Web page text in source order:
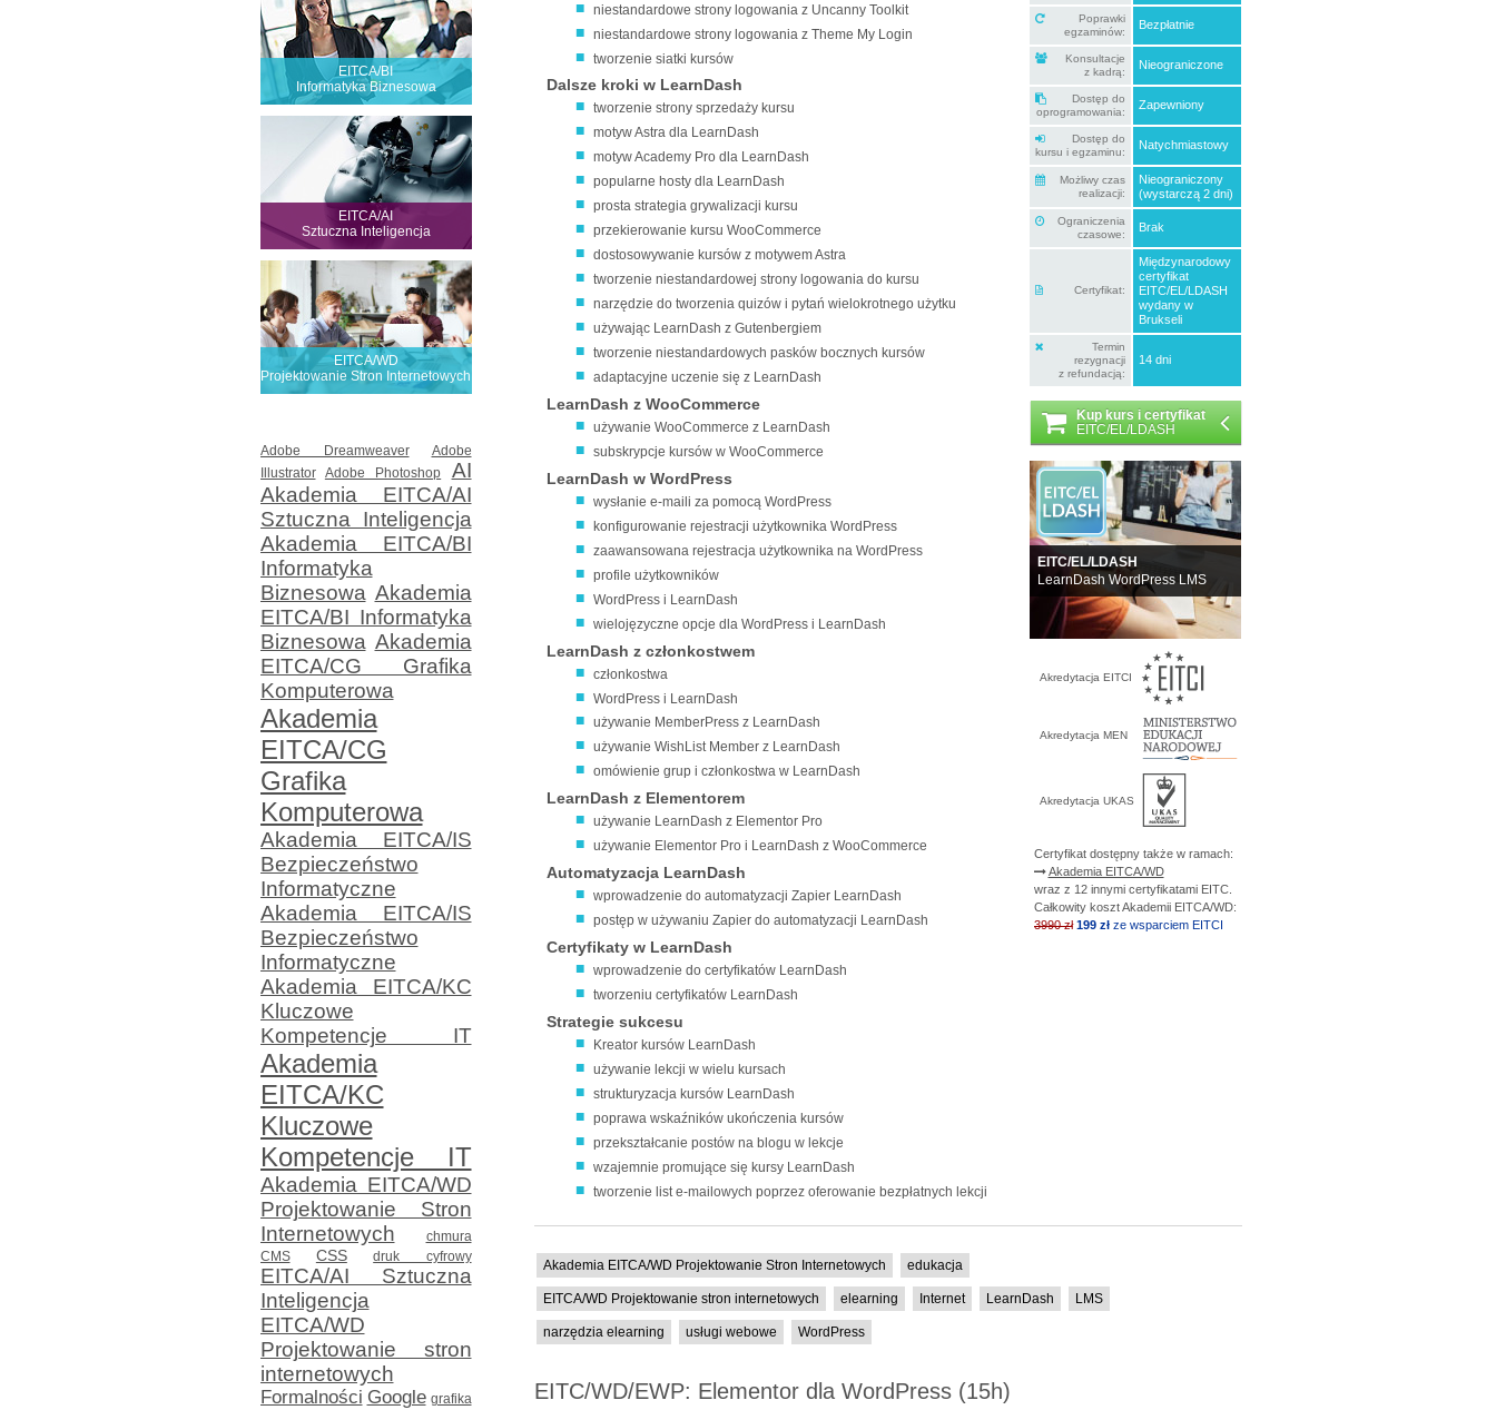
Dowiedz się więcej!
EITCA/BI
Informatyka Biznesowa
Dowiedz się więcej!
EITCA/AI
Sztuczna Inteligencja
Dowiedz się więcej!
EITCA/WD
Projektowanie Stron Internetowych
Dowiedz się więcej!
Adobe Dreamweaver
Adobe
Illustrator
Adobe Photoshop
AI
Akademia EITCA/AI
Sztuczna Inteligencja
Akademia EITCA/BI
Informatyka
Biznesowa Akademia
EITCA/BI Informatyka
Biznesowa Akademia
EITCA/CG Grafika
Komputerowa
Akademia
EITCA/CG
Grafika
Komputerowa
Akademia EITCA/IS
Bezpieczeństwo
Informatyczne
Akademia EITCA/IS
Bezpieczeństwo
Informatyczne
Akademia EITCA/KC
Kluczowe
Kompetencje IT
Akademia
EITCA/KC
Kluczowe
Kompetencje IT
Akademia EITCA/WD
Projektowanie Stron
Internetowych
chmura
CMS
CSS druk cyfrowy
EITCA/AI Sztuczna
Inteligencja
EITCA/WD
Projektowanie stron
internetowych
Formalności Google grafika
Poprawki
egzaminów:
Bezpłatnie
Konsultacje
z kadrą:
Nieograniczone
Dostęp do
oprogramowania:
Zapewniony
Dostęp do
kursu i egzaminu:
Natychmiastowy
Możliwy czas
realizacji:
Nieograniczony
(wystarczą 2 dni)
Ograniczenia
czasowe:
Brak
Certyfikat:
Międzynarodowy
certyfikat
EITC/EL/LDASH
wydany w
Brukseli
Termin
rezygnacji
z refundacją:
14 dni
Kup kurs i certyfikat
EITC/EL/LDASH
EITC/EL/LDASH
LearnDash WordPress LMS
Akredytacja EITCI
Akredytacja MEN
Akredytacja UKAS
Certyfikat dostępny także w ramach:
Akademia EITCA/WD
wraz z 12 innymi certyfikatami EITC.
Całkowity koszt Akademii EITCA/WD:
3990 zł 199 złze wsparciem EITCI
niestandardowe strony logowania z Uncanny Toolkit
niestandardowe strony logowania z Theme My Login
tworzenie siatki kursów
Dalsze kroki w LearnDash
tworzenie strony sprzedaży kursu
motyw Astra dla LearnDash
motyw Academy Pro dla LearnDash
popularne hosty dla LearnDash
prosta strategia grywalizacji kursu
przekierowanie kursu WooCommerce
dostosowywanie kursów z motywem Astra
tworzenie niestandardowej strony logowania do kursu
narzędzie do tworzenia quizów i pytań wielokrotnego użytku
używając LearnDash z Gutenbergiem
tworzenie niestandardowych pasków bocznych kursów
adaptacyjne uczenie się z LearnDash
LearnDash z WooCommerce
używanie WooCommerce z LearnDash
subskrypcje kursów w WooCommerce
LearnDash w WordPress
wysłanie e-maili za pomocą WordPress
konfigurowanie rejestracji użytkownika WordPress
zaawansowana rejestracja użytkownika na WordPress
profile użytkowników
WordPress i LearnDash
wielojęzyczne opcje dla WordPress i LearnDash
LearnDash z członkostwem
członkostwa
WordPress i LearnDash
używanie MemberPress z LearnDash
używanie WishList Member z LearnDash
omówienie grup i członkostwa w LearnDash
LearnDash z Elementorem
używanie LearnDash z Elementor Pro
używanie Elementor Pro i LearnDash z WooCommerce
Automatyzacja LearnDash
wprowadzenie do automatyzacji Zapier LearnDash
postęp w używaniu Zapier do automatyzacji LearnDash
Certyfikaty w LearnDash
wprowadzenie do certyfikatów LearnDash
tworzeniu certyfikatów LearnDash
Strategie sukcesu
Kreator kursów LearnDash
używanie lekcji w wielu kursach
strukturyzacja kursów LearnDash
poprawa wskaźników ukończenia kursów
przekształcanie postów na blogu w lekcje
wzajemnie promujące się kursy LearnDash
tworzenie list e-mailowych poprzez oferowanie bezpłatnych lekcji
Akademia EITCA/WD Projektowanie Stron Internetowych edukacja
EITCA/WD Projektowanie stron internetowych elearning Internet LearnDash LMS
narzędzia elearning usługi webowe WordPress
EITC/WD/EWP: Elementor dla WordPress (15h)